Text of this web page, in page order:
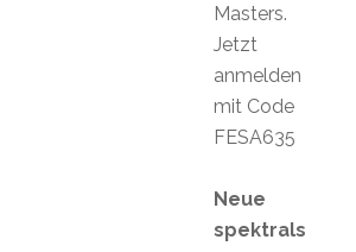
Masters.
Jetzt
anmelden
mit Code
FESA635
Neue
spektrals